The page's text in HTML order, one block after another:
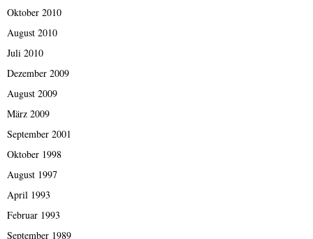
Oktober 2010
August 2010
Juli 2010
Dezember 2009
August 2009
März 2009
September 2001
Oktober 1998
August 1997
April 1993
Februar 1993
September 1989